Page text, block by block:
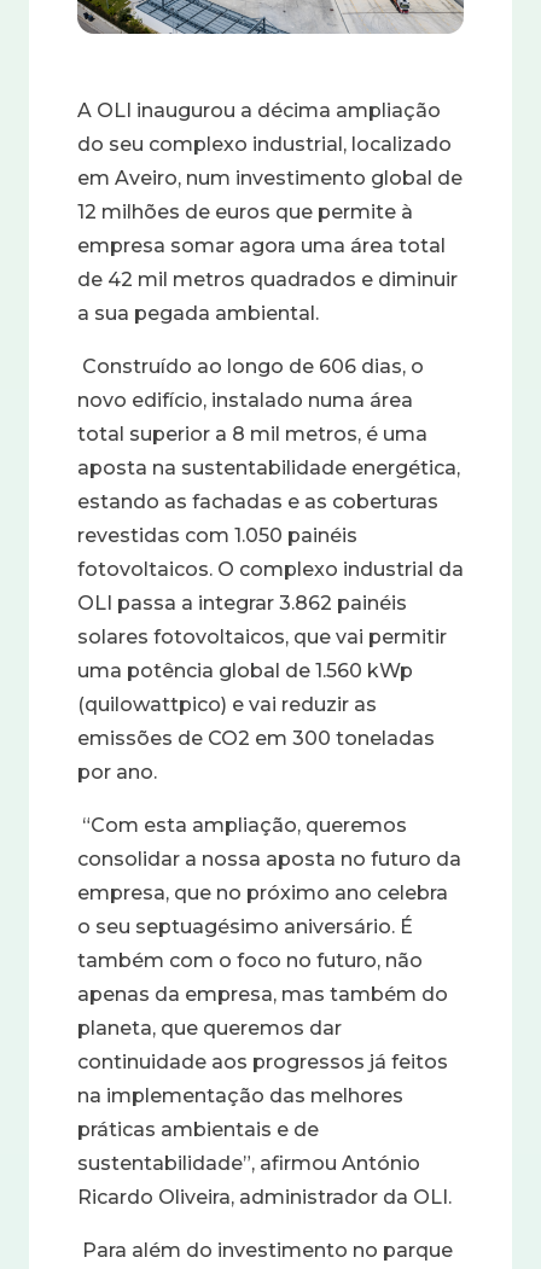
A OLI inaugurou a décima ampliação
do seu complexo industrial, localizado
em Aveiro, num investimento global de
12 milhões de euros que permite à
empresa somar agora uma área total
de 42 mil metros quadrados e diminuir
a sua pegada ambiental.
Construído ao longo de 606 dias, o
novo edifício, instalado numa área
total superior a 8 mil metros, é uma
aposta na sustentabilidade energética,
estando as fachadas e as coberturas
revestidas com 1.050 painéis
fotovoltaicos. O complexo industrial da
OLI passa a integrar 3.862 painéis
solares fotovoltaicos, que vai permitir
uma potência global de 1.560 kWp
(quilowattpico) e vai reduzir as
emissões de CO2 em 300 toneladas
por ano.
“Com esta ampliação, queremos
consolidar a nossa aposta no futuro da
empresa, que no próximo ano celebra
o seu septuagésimo aniversário. É
também com o foco no futuro, não
apenas da empresa, mas também do
planeta, que queremos dar
continuidade aos progressos já feitos
na implementação das melhores
práticas ambientais e de
sustentabilidade”, afirmou António
Ricardo Oliveira, administrador da OLI.
Para além do investimento no parque